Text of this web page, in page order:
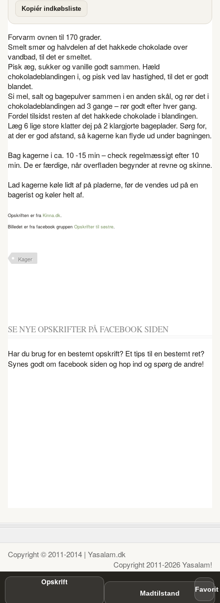
Kopiér indkøbsliste
Forvarm ovnen til 170 grader.
Smelt smør og halvdelen af det hakkede chokolade over
vandbad, til det er smeltet.
Pisk æg, sukker og vanille godt sammen. Hæld
chokoladeblandingen i, og pisk ved lav hastighed, til det er godt
blandet.
Si mel, salt og bagepulver sammen i en anden skål, og rør det i
chokoladeblandingen ad 3 gange – rør godt efter hver gang.
Fordel tilsidst resten af det hakkede chokolade i blandingen.
Læg 6 lige store klatter dej på 2 klargjorte bageplader. Sørg for,
at der er god afstand, så kagerne kan flyde ud under bagningen.
Bag kagerne i ca. 10 -15 min – check regelmæssigt efter 10
min. De er færdige, når overfladen begynder at revne og skinne.
Lad kagerne køle lidt af på pladerne, før de vendes ud på en
bagerist og køler helt af.
Opskriften er fra Kinna.dk.
Billedet er fra facebook gruppen Opskrifter til søstre.
Kager
Opskrift
Favorit
Madtilstand
SE NYE OPSKRIFTER PÅ FACEBOOK SIDEN
Har du brug for en bestemt opskrift? Et tips til en bestemt ret?
Synes godt om facebook siden og hop ind og spørg de andre!
Copyright © 2011-2014 | Yasalam.dk
Copyright 2011-2026 Yasalam!